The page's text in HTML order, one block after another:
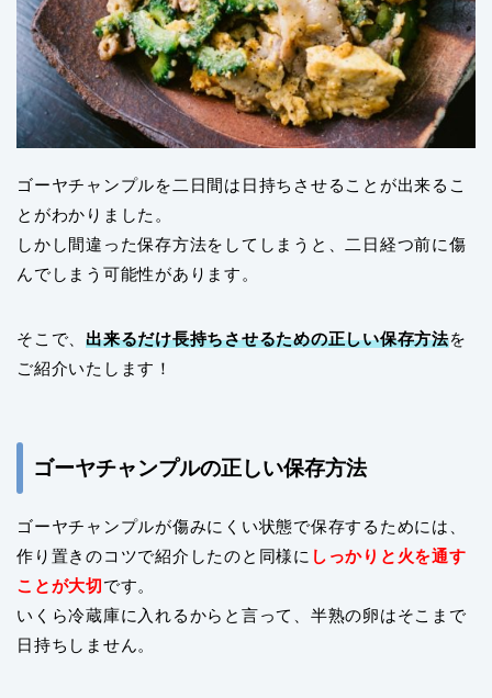
ゴーヤチャンプルを二日間は日持ちさせることが出来るこ
とがわかりました。
しかし間違った保存方法をしてしまうと、二日経つ前に傷
んでしまう可能性があります。
そこで、出来るだけ長持ちさせるための正しい保存方法を
ご紹介いたします！
ゴーヤチャンプルの正しい保存方法
ゴーヤチャンプルが傷みにくい状態で保存するためには、
作り置きのコツで紹介したのと同様に しっかりと火を通す
ことが大切です。
いくら冷蔵庫に入れるからと言って、半熟の卵はそこまで
日持ちしません。